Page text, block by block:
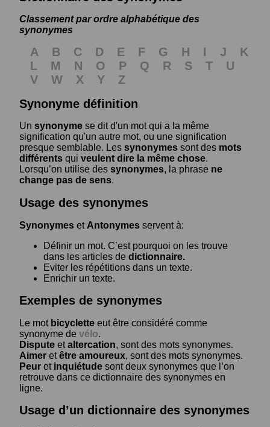
Classement par ordre alphabétique des
synonymes
A B C D E F G H I J
K
L
M N O P Q R S T
U
V
W X Y
Z
Synonyme définition
Un synonyme se dit d'un mot qui a la même
signification qu'un autre mot, ou une signification
presque semblable. Les synonymes sont des mots
différents qui veulent dire la même chose.
Lorsqu’on utilise des synonymes, la phrase ne
change pas de sens.
Usage des synonymes
Synonymes et Antonymes servent à:
Définir un mot. C’est pourquoi on les trouve
dans les articles de dictionnaire.
Eviter les répétitions dans un texte.
Enrichir un texte.
Exemples de synonymes
Le mot bicyclette eut être considéré comme
synonyme de vélo.
Dispute etaltercation, sont des mots synonymes.
Aimer etêtre amoureux, sont des mots synonymes.
Peur et inquiétude sont deux synonymes que l’on
retrouve dans ce dictionnaire des synonymes en
ligne.
Usage d’un dictionnaire des synonymes